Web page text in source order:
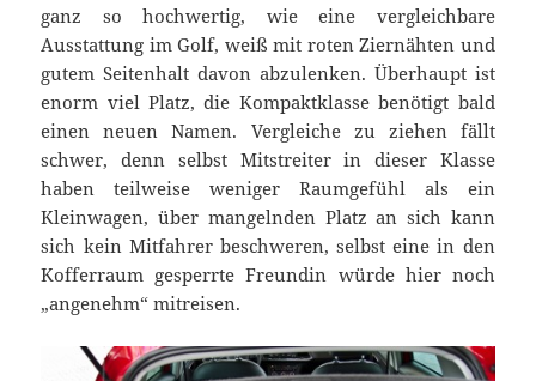
ganz so hochwertig, wie eine vergleichbare
Ausstattung im Golf, weiß mit roten Ziernähten und
gutem Seitenhalt davon abzulenken. Überhaupt ist
enorm viel Platz, die Kompaktklasse benötigt bald
einen neuen Namen. Vergleiche zu ziehen fällt
schwer, denn selbst Mitstreiter in dieser Klasse
haben teilweise weniger Raumgefühl als ein
Kleinwagen, über mangelnden Platz an sich kann
sich kein Mitfahrer beschweren, selbst eine in den
Kofferraum gesperrte Freundin würde hier noch
„angenehm“ mitreisen.